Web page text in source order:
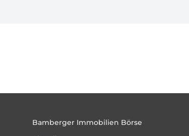
Bamberger Immobilien Börse